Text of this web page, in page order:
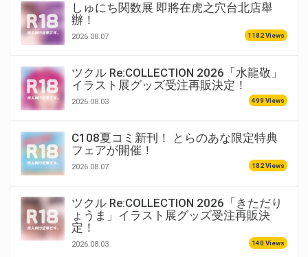
しゅにち関数展 即將在虎之穴台北店舉
辦！
2026.08.07 1182 Views
ツクル Re:COLLECTION 2026「水龍敬」
イラスト展グッズ受注再販決定！
2026.08.03 499 Views
C108夏コミ新刊！ とらのあな限定特典
フェアが開催！
2026.08.07 182 Views
ツクル Re:COLLECTION 2026「きただり
ょうま」イラスト展グッズ受注再販決
定！
2026.08.03 140 Views